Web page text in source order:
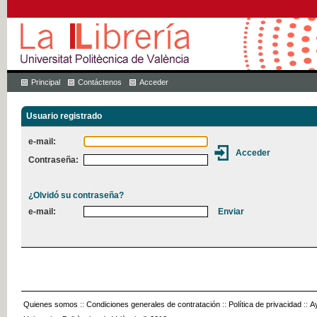
Principal Contáctenos Acceder
Usuario registrado
e-mail:
Contraseña:
¿Olvidó su contraseña?
e-mail:
Quienes somos :: Condiciones generales de contratación :: Política de privacidad ::